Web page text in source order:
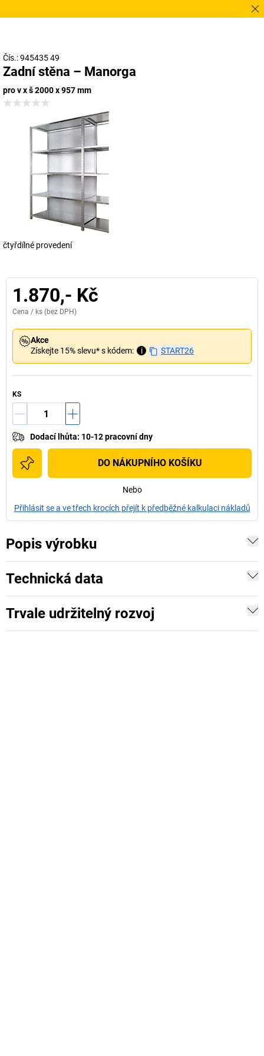
Čís.: 945435 49
Zadní stěna – Manorga
pro v x š 2000 x 957 mm
čtyřdílné provedení
1.870,- Kč
Cena / ks (bez DPH)
Akce
Získejte 15% slevu* s kódem:
i START26
KS
Dodací lhůta: 10-12 pracovní dny
DO NÁKUPNÍHO KOŠÍKU
Nebo
Přihlásit se a ve třech krocích přejít k předběžné kalkulaci nákladů
Popis výrobku
Technická data
Trvale udržitelný rozvoj